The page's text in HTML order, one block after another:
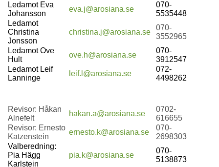
Ledamot Eva
Johansson
eva.j@arosiana.se
070-
5535448
Ledamot
Christina
Jonsson
christina.j@arosiana.se
070-
3552965
Ledamot Ove
Hult
ove.h@arosiana.se
070-
3912547
Ledamot Leif
Lanninge
leif.l@arosiana.se
072-
4498262
Revisor: Håkan
Alnefelt
hakan.a@arosiana.se
0702-
616655
Revisor: Ernesto
Katzenstein
ernesto.k@arosiana.se
070-
2698303
Valberedning:
Pia Hägg
Karlstein
pia.k@arosiana.se
070-
5138873